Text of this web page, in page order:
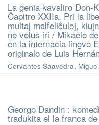
La genia kavaliro Don-
Ĉapitro XXIIa, Pri la
multaj malfeliĉuloj,
ne volus iri / Mikaelo
en la internacia lingvo
originalo de Luis
Cervantes Saavedra,
Georgo Dandin :
tradukita el la franca